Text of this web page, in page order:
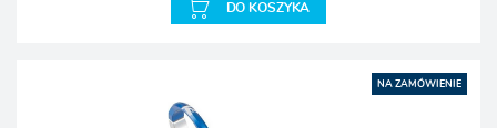
DO KOSZYKA
NA ZAMÓWIENIE